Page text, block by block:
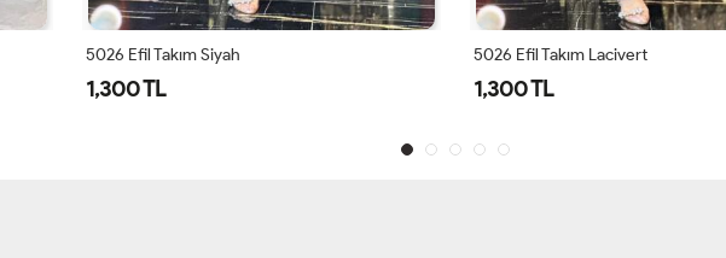
5026 Efil Takım Lacivert
1,300 TL
5026 Efil Takım Mor
1,300 TL